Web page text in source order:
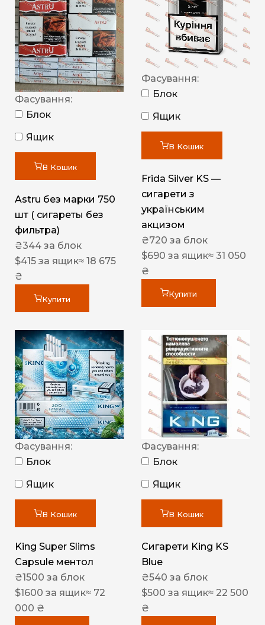
Фасування:
Блок
Ящик
В Кошик
Astru без марки 750
шт ( сигареты без
фильтра)
₴344 за блок
$415 за ящик≈ 18 675
₴
Купити
Фасування:
Блок
Ящик
В Кошик
Frida Silver KS —
сигарети з
українським
акцизом
₴720 за блок
$690 за ящик≈ 31 050
₴
Купити
Фасування:
Блок
Ящик
В Кошик
King Super Slims
Capsule ментол
₴1500 за блок
$1600 за ящик≈ 72
000 ₴
Фасування:
Блок
Ящик
В Кошик
Сигарети King KS
Blue
₴540 за блок
$500 за ящик≈ 22 500
₴